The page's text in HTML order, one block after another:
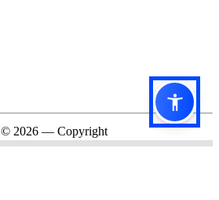
© 2026 — Copyright